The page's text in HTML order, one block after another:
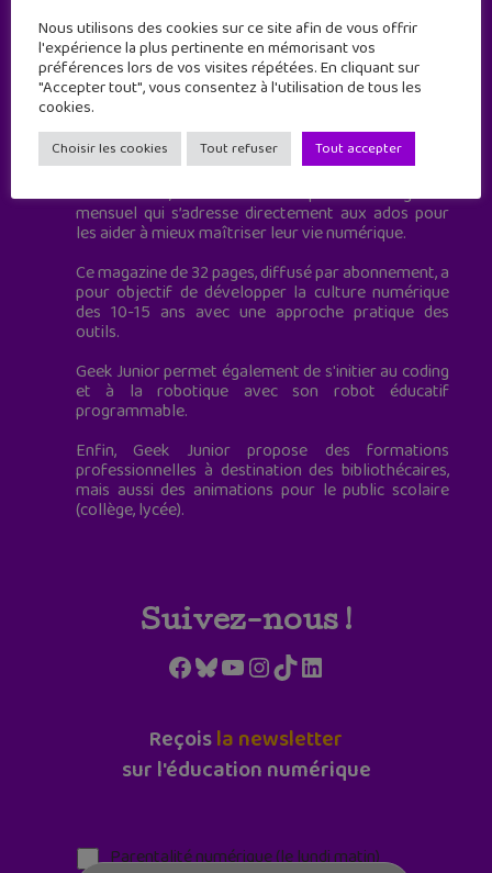
Geek Junior est le premier site de culture numérique
à destination des adolescents.
Geek Junior, c’est aussi le premier magazine
mensuel qui s’adresse directement aux ados pour
les aider à mieux maîtriser leur vie numérique.
Ce magazine de 32 pages, diffusé par abonnement, a
pour objectif de développer la culture numérique
des 10-15 ans avec une approche pratique des
outils.
Geek Junior permet également de s'initier au coding
et à la robotique avec son robot éducatif
programmable.
Enfin, Geek Junior propose des formations
professionnelles à destination des bibliothécaires,
mais aussi des animations pour le public scolaire
(collège, lycée).
Suivez-nous !
Facebook
Bluesky
YouTube
Instagram
TikTokLinkedIn
Reçoisla newsletter
sur l'éducation numérique
Parentalité numérique (le lundi matin)
Nous utilisons des cookies sur ce site afin de vous offrir
l'expérience la plus pertinente en mémorisant vos
préférences lors de vos visites répétées. En cliquant sur
"Accepter tout", vous consentez à l'utilisation de tous les
cookies.
Choisir les cookies Tout refuser Tout accepter